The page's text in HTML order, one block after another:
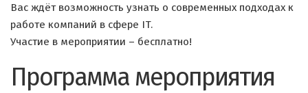
Вас ждёт возможность узнать о современных подходах к
работе компаний в сфере IT.
Участие в мероприятии – бесплатно!
Программа мероприятия